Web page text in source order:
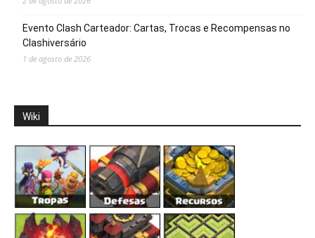
Evento Clash Carteador: Cartas, Trocas e Recompensas no
Clashiversário
1 de agosto de 2026
Wiki